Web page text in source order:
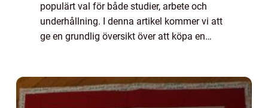
populärt val för både studier, arbete och
underhållning. I denna artikel kommer vi att
ge en grundlig översikt över att köpa en